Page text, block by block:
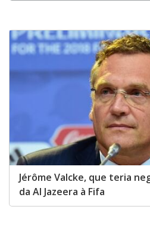
Jérôme Valcke, que teria
da Al Jazeera à Fifa